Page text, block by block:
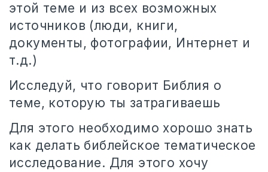
этой теме и из всех возможных
источников (люди, книги,
документы, фотографии, Интернет и
т.д.)
Исследуй, что говорит Библия о
теме, которую ты затрагиваешь
Для этого необходимо хорошо знать
как делать библейское тематическое
исследование. Для этого хочу